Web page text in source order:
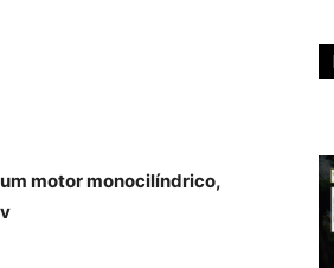
motor monocilíndrico,